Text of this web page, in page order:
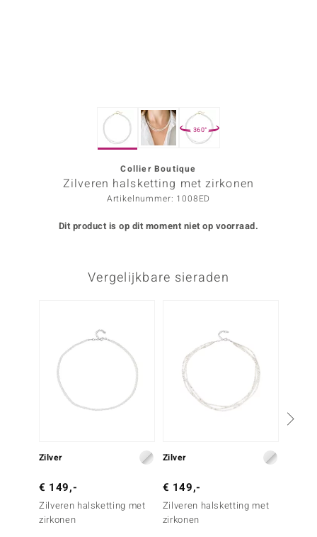
Collection
360°
Collier Boutique
Zilveren halsketting met zirkonen
Artikelnummer: 1008ED
Dit product is op dit moment niet op voorraad.
Vergelijkbare sieraden
Zilver
€ 149,-
Zilveren halsketting met
zirkonen
Zilver
€ 149,-
Zilveren halsketting met
zirkonen